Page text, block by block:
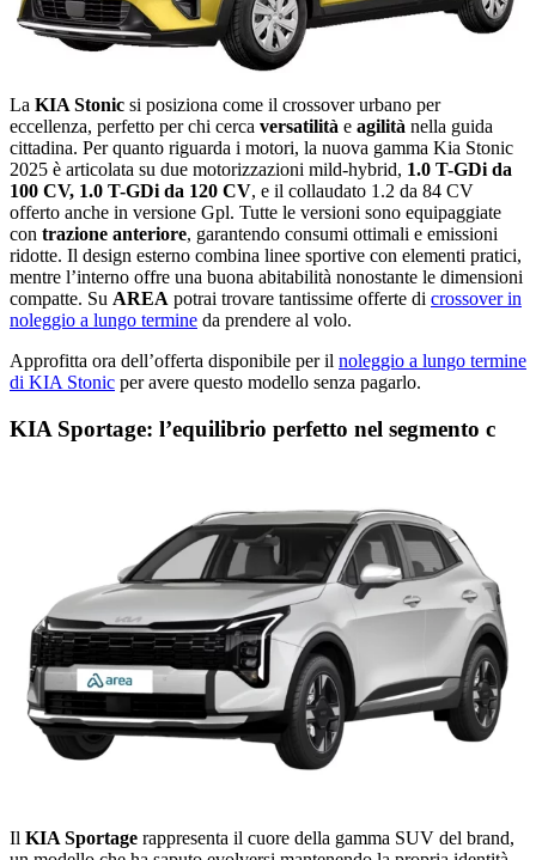
La KIA Stonic si posiziona come il crossover urbano per
eccellenza, perfetto per chi cerca versatilità e agilità nella guida
cittadina. Per quanto riguarda i motori, la nuova gamma Kia Stonic
2025 è articolata su due motorizzazioni mild-hybrid, 1.0 T-GDi da
100 CV, 1.0 T-GDi da 120 CV, e il collaudato 1.2 da 84 CV
offerto anche in versione Gpl. Tutte le versioni sono equipaggiate
con trazione anteriore, garantendo consumi ottimali e emissioni
ridotte. Il design esterno combina linee sportive con elementi pratici,
mentre l’interno offre una buona abitabilità nonostante le dimensioni
compatte. Su AREA potrai trovare tantissime offerte di crossover in
noleggio a lungo termine da prendere al volo.
Approfitta ora dell’offerta disponibile per il noleggio a lungo termine
di KIA Stonic per avere questo modello senza pagarlo.
KIA Sportage: l’equilibrio perfetto nel segmento c
Il KIA Sportage rappresenta il cuore della gamma SUV del brand,